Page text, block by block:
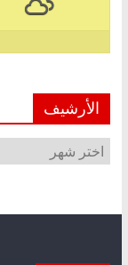
الأرشيف
الأرشيف